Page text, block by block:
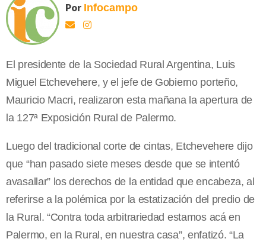
Por Infocampo
El presidente de la Sociedad Rural Argentina, Luis
Miguel Etchevehere, y el jefe de Gobierno porteño,
Mauricio Macri, realizaron esta mañana la apertura de
la 127ª Exposición Rural de Palermo.
Luego del tradicional corte de cintas, Etchevehere dijo
que “han pasado siete meses desde que se intentó
avasallar” los derechos de la entidad que encabeza, al
referirse a la polémica por la estatización del predio de
la Rural. “Contra toda arbitrariedad estamos acá en
Palermo, en la Rural, en nuestra casa”, enfatizó. “La